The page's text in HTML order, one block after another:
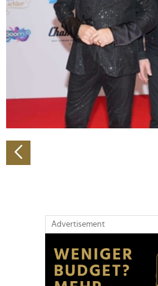
Wir verwenden Cookies, um
personalisieren, Funktionen für
zu können und die Zugriffe auf
analysieren. Außerdem geben
Verwendung unserer Website an
soziale Medien, Werbung und
Partner führen diese
weiteren Daten zusammen, die
gesammelt haben.
Advertisement